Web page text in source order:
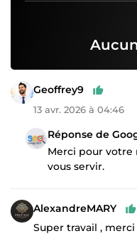
Geoffrey9
13 avr. 2026 à 04:46
Réponse de
Merci pour votre
vous servir.
AlexandreMARY
Super travail , merci